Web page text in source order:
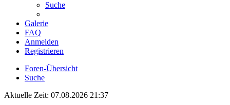
Suche
Galerie
FAQ
Anmelden
Registrieren
Foren-Übersicht
Suche
Aktuelle Zeit: 07.08.2026 21:37